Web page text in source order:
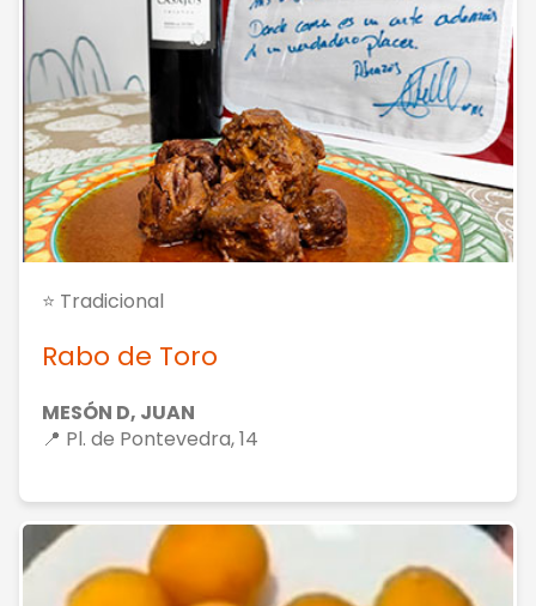
⭐ Tradicional
Rabo de Toro
MESÓN D, JUAN
📍 Pl. de Pontevedra, 14